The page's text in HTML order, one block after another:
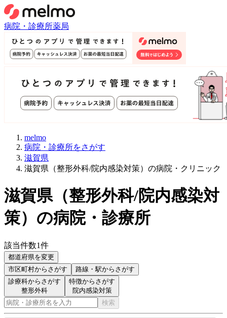
病院・診療所薬局
melmo
病院・診療所をさがす
滋賀県
滋賀県（整形外科/院内感染対策）の病院・クリニック
滋賀県（整形外科/院内感染対
策） の病院・診療所
該当件数1件
都道府県を変更
市区町村からさがす 路線・駅からさがす
診療科からさがす
整形外科
特徴からさがす
院内感染対策
検索